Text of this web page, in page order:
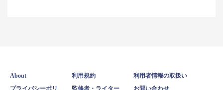
About 利用規約 利用者情報の取扱い
プライバシーポリ 監修者・ライター お問い合わせ